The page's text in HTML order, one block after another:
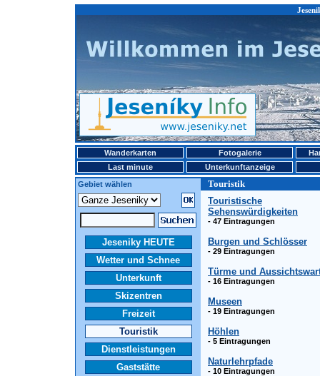
Wanderkarten Fotogalerie
Last minute
Unterkunftanzeige
Gebiet wählen
Touristik
Jeseniky HEUTE
Wetter und Schnee
Unterkunft
Skizentren
Freizeit
Touristik
Dienstleistungen
Gaststätte
Touristische
Sehenswürdigkeiten
- 47 Eintragungen
Burgen und Schlösser
- 29 Eintragungen
Türme und
- 16 Eintragungen
Museen
- 19 Eintragungen
Höhlen
- 5 Eintragungen
Naturlehrpfade
- 10 Eintragungen